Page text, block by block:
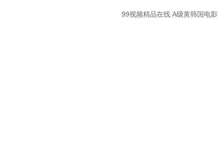
99视频精品在线 A级黄韩国电